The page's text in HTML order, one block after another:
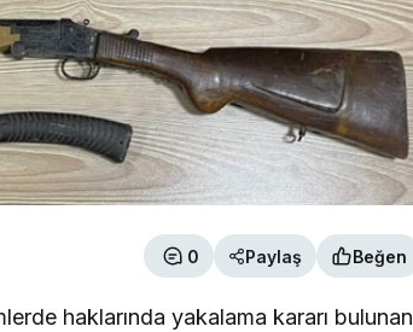
0 Paylaş Beğen
haklarında yakalama kararı bulunan